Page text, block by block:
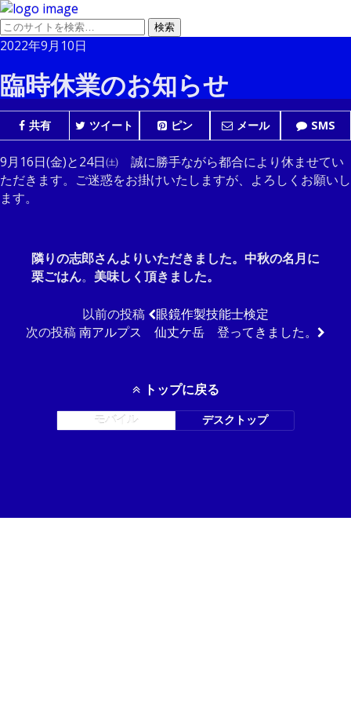
2022年9月10日
臨時休業のお知らせ
共有 ツイート ピン メール SMS
9月16日(金)と24日㈯ 誠に勝手ながら都合により休ませてい
ただきます。ご迷惑をお掛けいたしますが、よろしくお願いし
ます。
隣りの志郎さんよりいただきました。中秋の名月に
栗ごはん。 美味しく頂きました。
以前の投稿
眼鏡作製技能士検定
次の投稿南アルプス 仙丈ケ岳 登ってきました。
トップに戻る
モバイル デスクトップ